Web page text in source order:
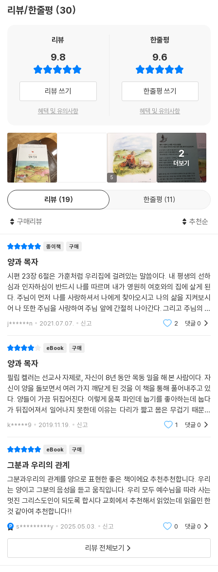
다. 인생의 진실을 찾는 갈증이 해소되고 주 안에서 만족을 얻은 나를 발견
_‘4. 쉴 만한 물가로 인도하시는도다’ 중에서(72-73쪽)
다윗의 시절에 양들이 목자의 노련한 손에 들린 막대기를 보며 안위와 위
로를 얻었던 것처럼, 오늘날에도 역시 하나님의 말씀에 부여된 능력과 진
실과 무한한 권세를 생각할 때 우리 마음에 큰 확신이 넘친다. 성경이 곧 하
나님의 막대기이기 때문이다. 성경은 죽을 수밖에 없는 인간에 대한 하나
님의 마음과 뜻과 의향의 연장이다.
비록 수많은 혼란스러운 사상과 이상한 철학이 난무하는 시대에 살고 있으
나, 하나님의 말씀에 의지하고 그 말씀을 목자의 권세 있는 손으로 아는 것
은 하나님의 자녀에게 위안이 아닐 수 없다. 이처럼 권세 있고 명백하며 능
력 있는 도구를 가지는 것이 얼마나 큰 위안이 되는지! 그 말씀으로 인해 우
리는 혼돈 가운데서 혼란에 빠지지 않도록 보호를 받는다. 말씀은 시편 기
자가 “주의 지팡이와 막대기가 나를 안위하시나이다”라고 말할 때 의미한
바로 그 평온함을 우리의 삶에 가져다준다.
--- 본문 중에서
리뷰/한줄평 30
리뷰
9.8
리뷰 쓰기
혜택 및 유의사항
한줄평
9.6
한줄평 쓰기
혜택 및 유의사항
5
2
더보기
리뷰 19 한줄평 11
구매리뷰 추천순
종이책 구매
양과 목자
시편 23장 6절은 가훈처럼 우리집에 걸려있는 말씀이다. 내 평생의 선하
심과 인자하심이 반드시 나를 따르며 내가 영원히 여호와의 집에 살게 된
다. 주님이 먼저 나를 사랑하셔서 나에게 찾아오시고 나의 삶을 지켜보시
어 나 또한 주님을 사랑하여 주님 앞에 간절히 나아간다. 그리고 주님의 선
하심과 인자하심이 나를 통해 다른 사람들에게 전달되기를 바라시며 주님
께 되돌아오기를
j******n 2021.07.07. 신고 2 댓글0
eBook 구매
양과 목자
필립 켈러는 선교사 자제로, 자신이 8년 동안 목동 일을 해 본 사람이다. 자
신이 양을 돌보면서 여러 가지 깨닫게 된 것을 이 책을 통해 풀어내주고 있
다. 양들이 가끔 뒤집어진다. 이렇게 움푹 파인데 눕기를 좋아하는데 눕다
가 뒤집어져서 일어나지 못한데 이유는 다리가 짧고 몸은 무겁기 때문이
다. 그런 연유로 버둥거리다가 되새김하는 위에 가스가 차갖고 숨이 막혀
k*****9 2019.11.19. 신고 1 댓글0
eBook 구매
그분과 우리의 관계
그분과우리의 관계를 양으로 표현한 좋은 책이에요 추천추천합니다. 우리
는 양이고 그분의 음성을 듣고 움직입니다. 우리 모두 예수님을 따라 사는
멋진 그리스도인이 되도록 합시다 교회에서 추천해서 읽었는데 읽을민 한
것 같아여 추천합니다!!
s*********y 2025.05.03. 신고 0 댓글0
리뷰 전체보기